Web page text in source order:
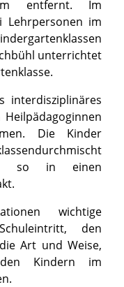
entfernt. Im
Lehrpersonen im
unterrichtet
interdisziplinäres
Die Kinder
so in einen
wichtige
den
Art und Weise,
Kindern im